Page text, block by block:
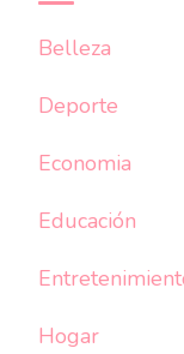
Belleza
Deporte
Economia
Educación
Hogar